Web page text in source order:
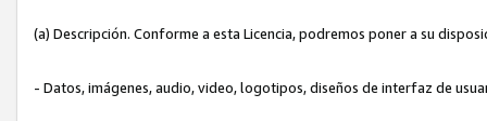
(a) Descripción. Conforme a esta Licencia, podremos poner a su
- Datos, imágenes, audio, video, logotipos, diseños de interfaz de